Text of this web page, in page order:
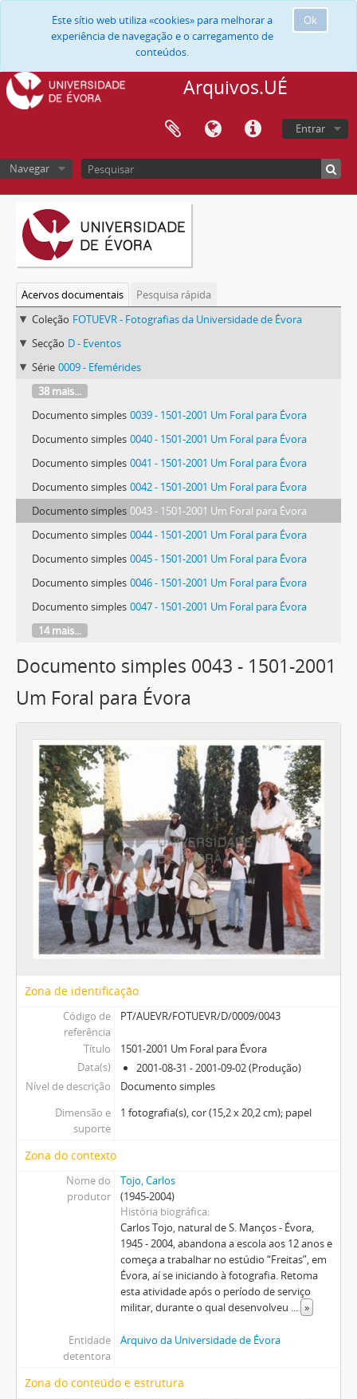
Ok
Este sítio web utiliza «cookies» para melhorar a
experiência de navegação e o carregamento de
conteúdos.
Arquivos.UÉ
Entrar
Navegar
Acervos documentais
Pesquisa rápida
Coleção FOTUEVR - Fotografias da Universidade de Évora
Secção D - Eventos
Série 0009 - Efemérides
38 mais...
Documento simples 0039 - 1501-2001 Um Foral para Évora
Documento simples 0040 - 1501-2001 Um Foral para Évora
Documento simples 0041 - 1501-2001 Um Foral para Évora
Documento simples 0042 - 1501-2001 Um Foral para Évora
Documento simples 0043 - 1501-2001 Um Foral para Évora
Documento simples 0044 - 1501-2001 Um Foral para Évora
Documento simples 0045 - 1501-2001 Um Foral para Évora
Documento simples 0046 - 1501-2001 Um Foral para Évora
Documento simples 0047 - 1501-2001 Um Foral para Évora
14 mais...
Documento simples 0043 - 1501-2001
Um Foral para Évora
Zona de identificação
Código de
referência
PT/AUEVR/FOTUEVR/D/0009/0043
Título
1501-2001 Um Foral para Évora
Data(s)
2001-08-31 - 2001-09-02 (Produção)
Nível de descrição
Documento simples
Dimensão e
suporte
1 fotografia(s), cor (15,2 x 20,2 cm); papel
Zona do contexto
Nome do
produtor
Tojo, Carlos
(1945-2004)
História biográfica
Carlos Tojo, natural de S. Manços - Évora,
1945 - 2004, abandona a escola aos 12 anos e
começa a trabalhar no estúdio “Freitas”, em
Évora, aí se iniciando à fotografia. Retoma
esta atividade após o período de serviço
militar, durante o qual desenvolveu ... »
Entidade
detentora
Arquivo da Universidade de Évora
Zona do conteúdo e estrutura